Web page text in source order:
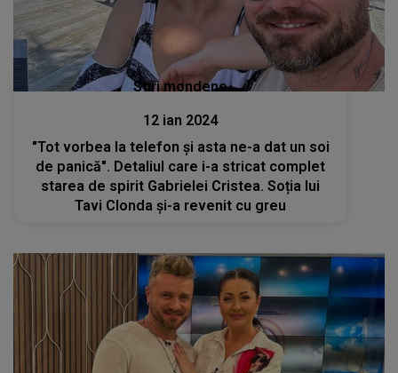
Stiri mondene
12 ian 2024
"Tot vorbea la telefon și asta ne-a dat un soi
de panică". Detaliul care i-a stricat complet
starea de spirit Gabrielei Cristea. Soția lui
Tavi Clonda și-a revenit cu greu